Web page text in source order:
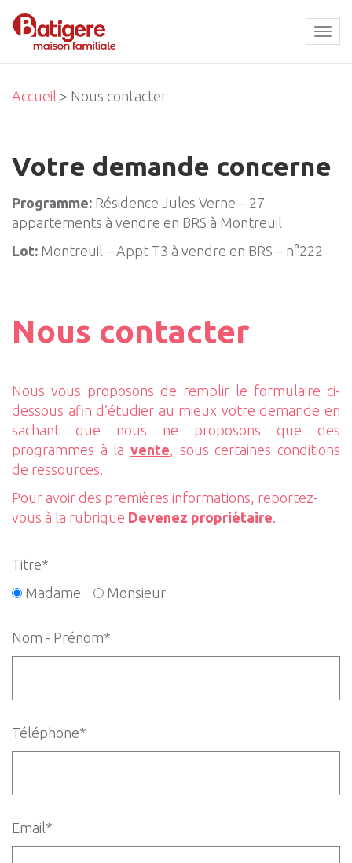
Accueil > Nous contacter
Votre demande concerne
Programme: Résidence Jules Verne – 27
appartements à vendre en BRS à Montreuil
Lot: Montreuil – Appt T3 à vendre en BRS – n°222
Nous contacter
Nous vous proposons de remplir le formulaire ci-
dessous afin d’étudier au mieux votre demande en
sachant que nous ne proposons que des
programmes à la vente, sous certaines conditions
de ressources.
Pour avoir des premières informations, reportez-
vous à la rubrique Devenez propriétaire.
Titre*
Madame
Monsieur
Nom - Prénom*
Téléphone*
Email*